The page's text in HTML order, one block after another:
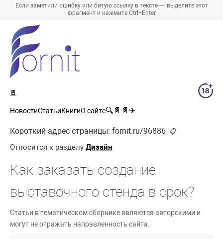
Если заметили ошибку или битую ссылку в тексте — выделите этот
фрагмент и нажмите Ctrl+Enter
🚪
НовостиСтатьиКнигиО сайте🔍 📄 📄 ✈
Короткий адрес страницы: fornit.ru/96886 📋
Относится к разделу Дизайн
Как заказать создание
выставочного стенда в срок?
Статьи в тематическом сборнике являются авторскими и
могут не отражать направленность сайта.